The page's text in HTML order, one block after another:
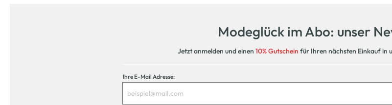
Modeglück im Abo: unser
Jetzt anmelden und einen 10% Gutschein für Ihren nächsten Einkauf in
Ihre E-Mail Adresse: